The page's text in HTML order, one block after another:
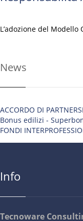
L’adozione del
News
ACCORDO DI
Bonus edilizi -
FONDI
Info
Tecnoware